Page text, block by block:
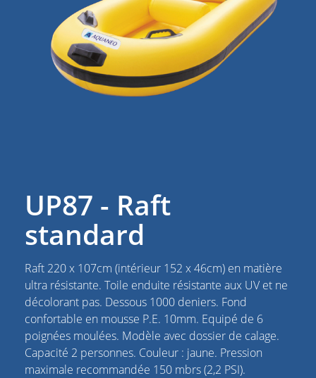
UP87 - Raft
standard
Raft 220 x 107cm (intérieur 152 x 46cm) en matière
ultra résistante. Toile enduite résistante aux UV et ne
décolorant pas. Dessous 1000 deniers. Fond
confortable en mousse P.E. 10mm. Equipé de 6
poignées moulées. Modèle avec dossier de calage.
Capacité 2 personnes. Couleur : jaune. Pression
maximale recommandée 150 mbrs (2,2 PSI).